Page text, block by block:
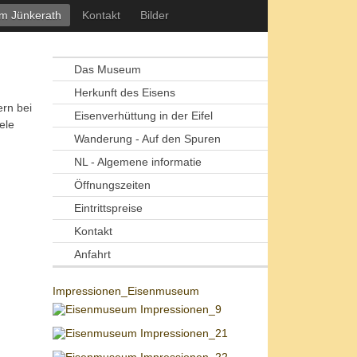
Jünkerath Kontakt Bilder
Das Museum
Herkunft des Eisens
Eisenverhüttung in der Eifel
Wanderung - Auf den Spuren
NL - Algemene informatie
Öffnungszeiten
Eintrittspreise
Kontakt
Anfahrt
Impressionen_Eisenmuseum
bei